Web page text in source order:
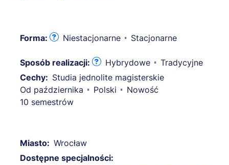
Forma: Niestacjonarne Stacjonarne
Sposób realizacji: Hybrydowe
Tradycyjne
Cechy: Studia jednolite magisterskie
Od października
Polski
Nowość
10 semestrów
Miasto: Wrocław
Dostępne specjalności: